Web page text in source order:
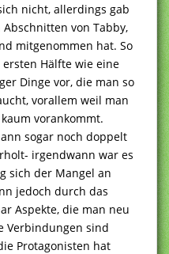
nicht, allerdings gab
von Tabby,
mitgenommen hat. So
Hälfte wie eine
Dinge vor, die man so
vorallem weil man
vorankommt.
sogar noch doppelt
irgendwann war es
sich der Mangel an
jedoch durch das
Aspekte, die man neu
Verbindungen sind
Protagonisten hat